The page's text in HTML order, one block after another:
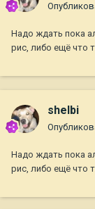
Надо ждать пока
рис, либо ещё что
shelbi
Надо ждать пока
рис, либо ещё что